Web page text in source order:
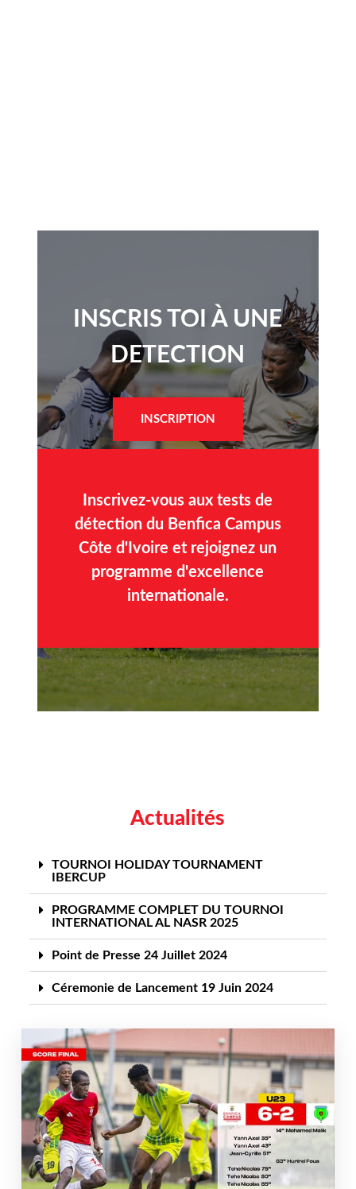
INSCRIS TOI À UNE
DETECTION​
INSCRIPTION
Inscrivez-vous aux tests de
détection du Benfica Campus
Côte d'Ivoire et rejoignez un
programme d'excellence
internationale.
Actualités
TOURNOI HOLIDAY TOURNAMENT
IBERCUP
PROGRAMME COMPLET DU TOURNOI
INTERNATIONAL AL NASR 2025
Point de Presse 24 Juillet 2024
Céremonie de Lancement 19 Juin 2024